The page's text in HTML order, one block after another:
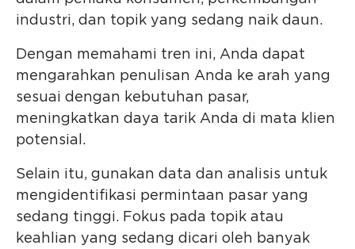
industri, dan topik yang sedang naik daun.
Dengan memahami tren ini, Anda dapat
mengarahkan penulisan Anda ke arah yang
sesuai dengan kebutuhan pasar,
meningkatkan daya tarik Anda di mata klien
potensial.
Selain itu, gunakan data dan analisis untuk
mengidentifikasi permintaan pasar yang
sedang tinggi. Fokus pada topik atau
keahlian yang sedang dicari oleh banyak